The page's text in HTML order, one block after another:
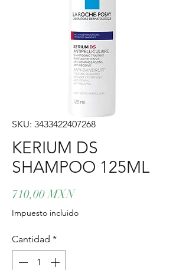
SKU: 3433422407268
KERIUM DS
SHAMPOO 125ML
710,00 MXNPrecio
Impuesto incluido
Cantidad *